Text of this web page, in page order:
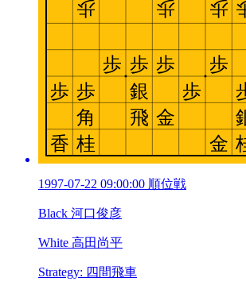
1997-07-22 09:00:00 順位戦
Black 河口俊彦
White 高田尚平
Strategy: 四間飛車